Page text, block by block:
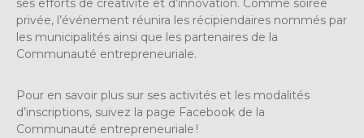
ses efforts de créativité et d’innovation. Comme soirée
privée, l’événement réunira les récipiendaires nommés par
les municipalités ainsi que les partenaires de la
Communauté entrepreneuriale.
Pour en savoir plus sur ses activités et les modalités
d’inscriptions, suivez la page Facebook de la
Communauté entrepreneuriale !